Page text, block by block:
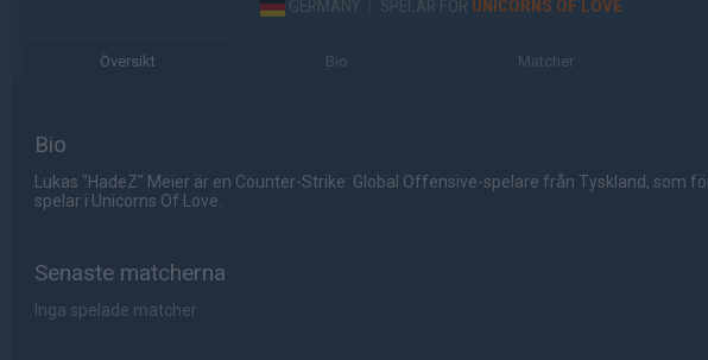
GERMANY SPELAR FÖR UNICORNS OF LOVE
Översikt Bio Matcher
Bio
Lukas "HadeZ" Meier är en Counter-Strike: Global Offensive-spelare från Tyskland, som
spelar i Unicorns Of Love.
Senaste matcherna
Inga spelade matcher